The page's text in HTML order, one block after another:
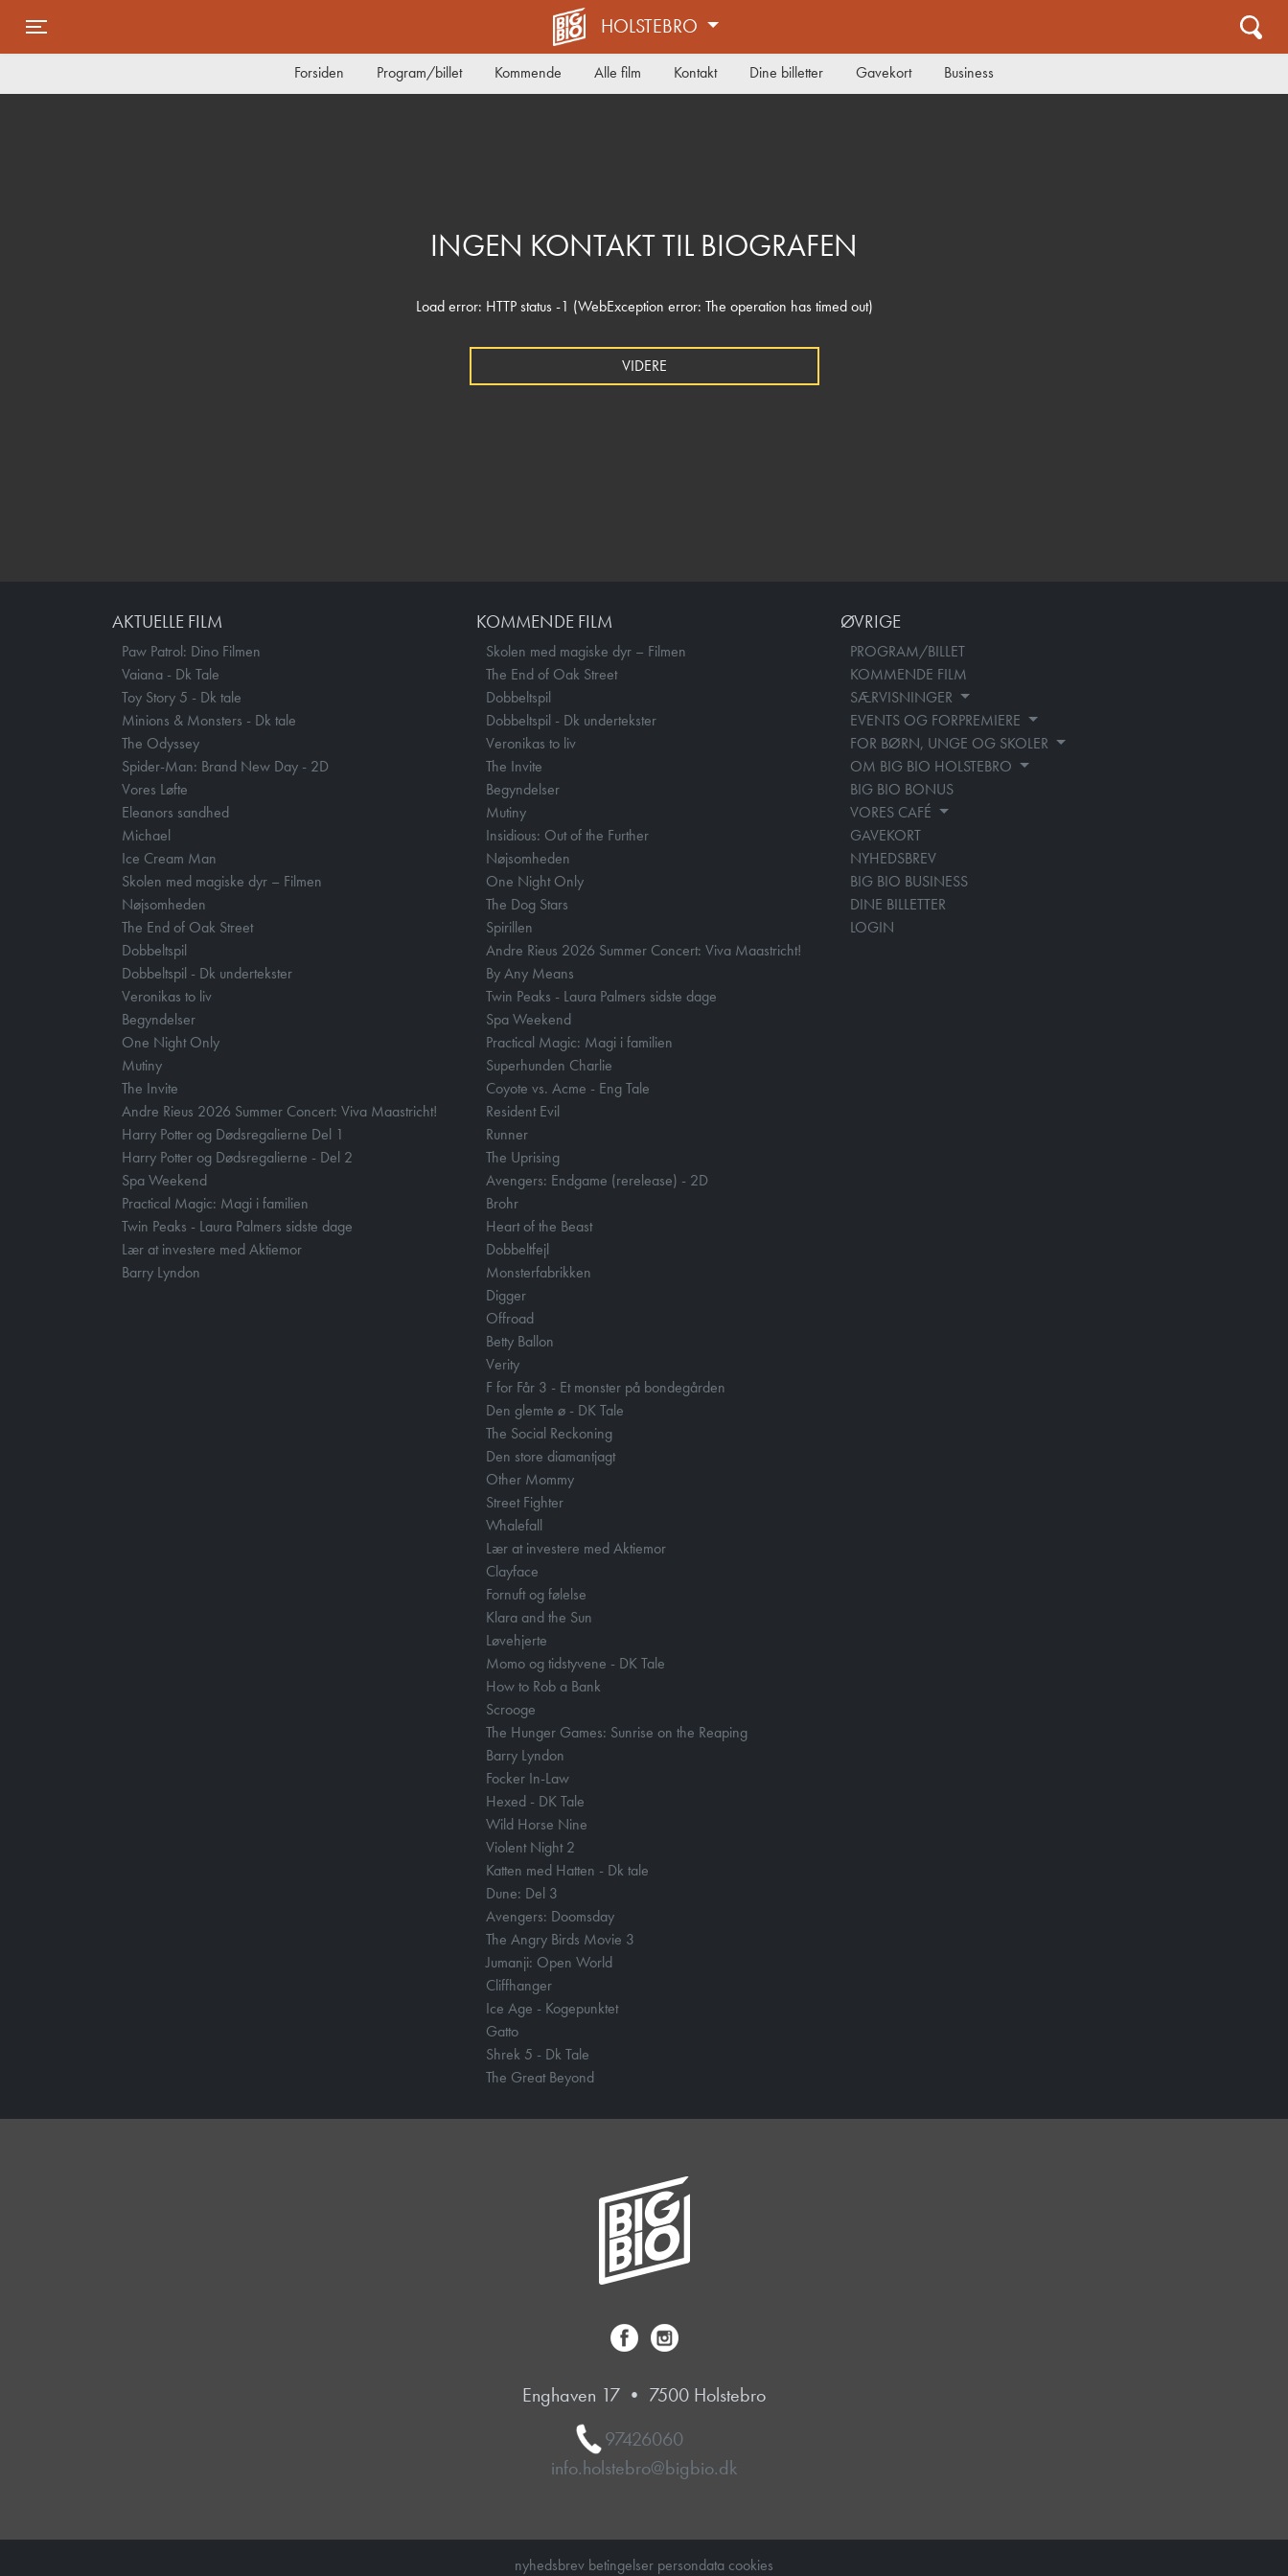
HOLSTEBRO
Forsiden Program/billet Kommende Alle film Kontakt Dine billetter Gavekort Business
INGEN KONTAKT TIL BIOGRAFEN
Load error: HTTP status -1 (WebException error: The operation has timed out)
VIDERE
AKTUELLE FILM
Paw Patrol: Dino Filmen
Vaiana - Dk Tale
Toy Story 5 - Dk tale
Minions & Monsters - Dk tale
The Odyssey
Spider-Man: Brand New Day - 2D
Vores Løfte
Eleanors sandhed
Michael
Ice Cream Man
Skolen med magiske dyr – Filmen
Nøjsomheden
The End of Oak Street
Dobbeltspil
Dobbeltspil - Dk undertekster
Veronikas to liv
Begyndelser
One Night Only
Mutiny
The Invite
Andre Rieus 2026 Summer Concert: Viva Maastricht!
Harry Potter og Dødsregalierne Del 1
Harry Potter og Dødsregalierne - Del 2
Spa Weekend
Practical Magic: Magi i familien
Twin Peaks - Laura Palmers sidste dage
Lær at investere med Aktiemor
Barry Lyndon
KOMMENDE FILM
Skolen med magiske dyr – Filmen
The End of Oak Street
Dobbeltspil
Dobbeltspil - Dk undertekster
Veronikas to liv
The Invite
Begyndelser
Mutiny
Insidious: Out of the Further
Nøjsomheden
One Night Only
The Dog Stars
Spirillen
Andre Rieus 2026 Summer Concert: Viva Maastricht!
By Any Means
Twin Peaks - Laura Palmers sidste dage
Spa Weekend
Practical Magic: Magi i familien
Superhunden Charlie
Coyote vs. Acme - Eng Tale
Resident Evil
Runner
The Uprising
Avengers: Endgame (rerelease) - 2D
Brohr
Heart of the Beast
Dobbeltfejl
Monsterfabrikken
Digger
Offroad
Betty Ballon
Verity
F for Får 3 - Et monster på bondegården
Den glemte ø - DK Tale
The Social Reckoning
Den store diamantjagt
Other Mommy
Street Fighter
Whalefall
Lær at investere med Aktiemor
Clayface
Fornuft og følelse
Klara and the Sun
Løvehjerte
Momo og tidstyvene - DK Tale
How to Rob a Bank
Scrooge
The Hunger Games: Sunrise on the Reaping
Barry Lyndon
Focker In-Law
Hexed - DK Tale
Wild Horse Nine
Violent Night 2
Katten med Hatten - Dk tale
Dune: Del 3
Avengers: Doomsday
The Angry Birds Movie 3
Jumanji: Open World
Cliffhanger
Ice Age - Kogepunktet
Gatto
Shrek 5 - Dk Tale
The Great Beyond
ØVRIGE
PROGRAM/BILLET
KOMMENDE FILM
SÆRVISNINGER
EVENTS OG FORPREMIERE
FOR BØRN, UNGE OG SKOLER
OM BIG BIO HOLSTEBRO
BIG BIO BONUS
VORES CAFÉ
GAVEKORT
NYHEDSBREV
BIG BIO BUSINESS
DINE BILLETTER
LOGIN
Enghaven 17 • 7500 Holstebro
97426060
info.holstebro@bigbio.dk
nyhedsbrev betingelser persondatacookies